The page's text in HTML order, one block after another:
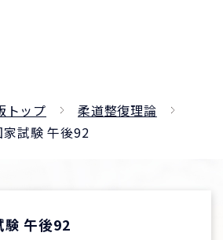
トップ
柔道整復理論
試験 午後92
験 午後92